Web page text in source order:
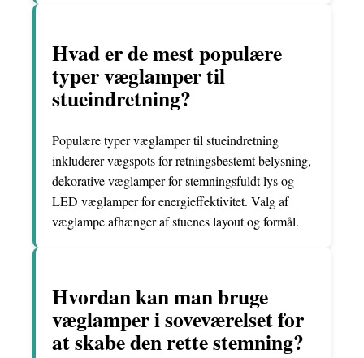
Hvad er de mest populære
typer væglamper til
stueindretning?
Populære typer væglamper til stueindretning
inkluderer vægspots for retningsbestemt belysning,
dekorative væglamper for stemningsfuldt lys og
LED væglamper for energieffektivitet. Valg af
væglampe afhænger af stuenes layout og formål.
Hvordan kan man bruge
væglamper i soveværelset for
at skabe den rette stemning?